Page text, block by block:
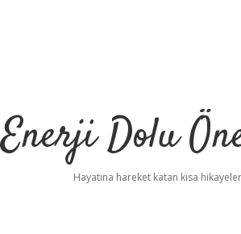
Enerji Dolu
Hayatına hareket katan kısa